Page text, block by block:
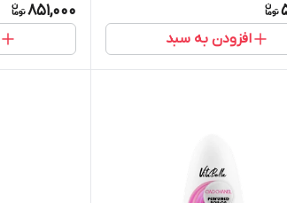
افزودن به سبد
851,000